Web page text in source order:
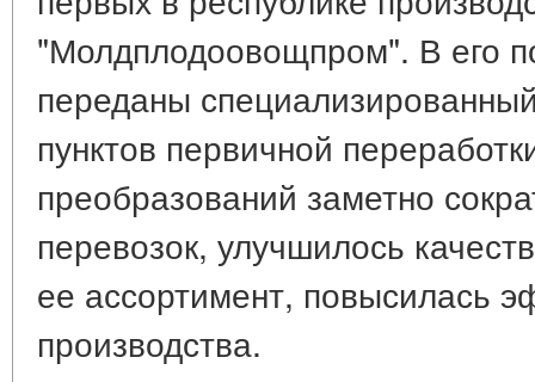
"Молдплодоовощпром". В его
переданы
пунктов первичной
преобразований заметно
перевозок, улучшилось
ее ассортимент, повысилась
производства.